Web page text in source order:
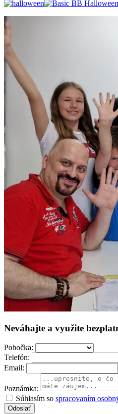
Neváhajte a využite
Pobočka:
Telefón:
Email:
Poznámka:
Súhlasím so spracovaním
Odoslať